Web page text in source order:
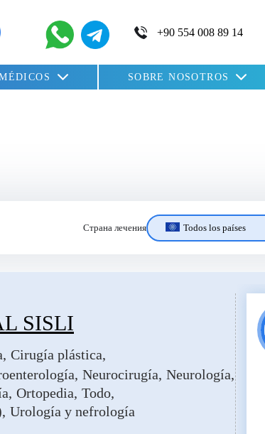
SOBRE NOSOTROS
Страна лечения Todos los países
SISLI
Cirugía plástica
Neurocirugía Neurología
Ortopedia Todo
Urología y nefrología